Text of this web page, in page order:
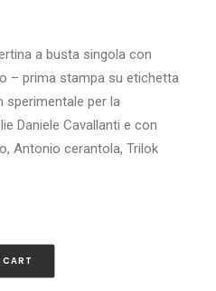
a busta singola con
– prima stampa su etichetta
sperimentale per la
Daniele Cavallanti e con
Antonio cerantola, Trilok
CART